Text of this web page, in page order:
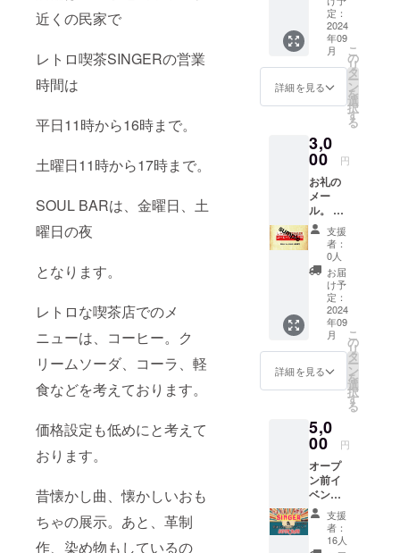
近くの民家で
レトロ喫茶SINGERの営業
時間は
平日11時から16時まで。
土曜日11時から17時まで。
SOUL BARは、金曜日、土
曜日の夜
となります。
レトロな喫茶店でのメ
ニューは、コーヒー。ク
リームソーダ、コーラ、軽
食などを考えております。
価格設定も低めにと考えて
おります。
昔懐かし曲、懐かしいおも
ちゃの展示。あと、革制
作、染め物もしているの
ホル
ダー。
（3ｾﾝﾁ
レコー
ドデザ
イン
バー
ジョ
定：
2024
年09
月
詳細を見る
こ
の
リ
タ
ー
ン
を
選
択
す
る
3,0
00 円
お礼の
メー
ル。 レ
トロ喫
茶
SINGE
Rオリジ
ナルア
クリル
キーホ
ダー。
レトロ
喫茶
SINGE
R内での
ヒー
サービ
ス券5枚
2024.10
月〜
2025.10
月末ま
で使用
可能
支援
者：
0人
お届
け予
定：
2024
年09
月
詳細を見る
こ
の
リ
タ
ー
ン
を
選
択
す
る
5,0
00 円
オープ
ン前イ
ベント
へのご
招待！
イベン
支援
者：
16人